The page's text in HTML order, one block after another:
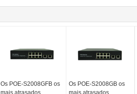
Os POE-S2008GFB os
mais atrasados
Os POE-S2008GB os
mais atrasados